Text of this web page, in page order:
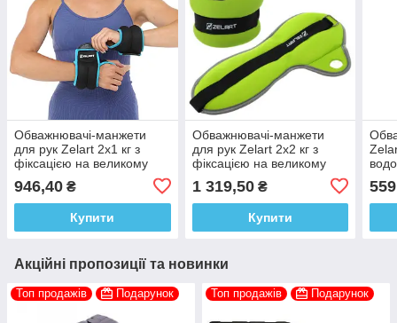
Обважнювачі-манжети
для рук Zelart 2x1 кг з
фіксацією на великому
загальнозміцнювальних
вправ
946,40 ₴
Купити
Обважнювачі-манжети
для рук Zelart 2x2 кг з
фіксацією на великому
загальнозміцнювальних
вправ
1 319,50₴
Купити
Акційні пропозиції та новинки
Топ продажів Подарунок Топ продажів Подарунок